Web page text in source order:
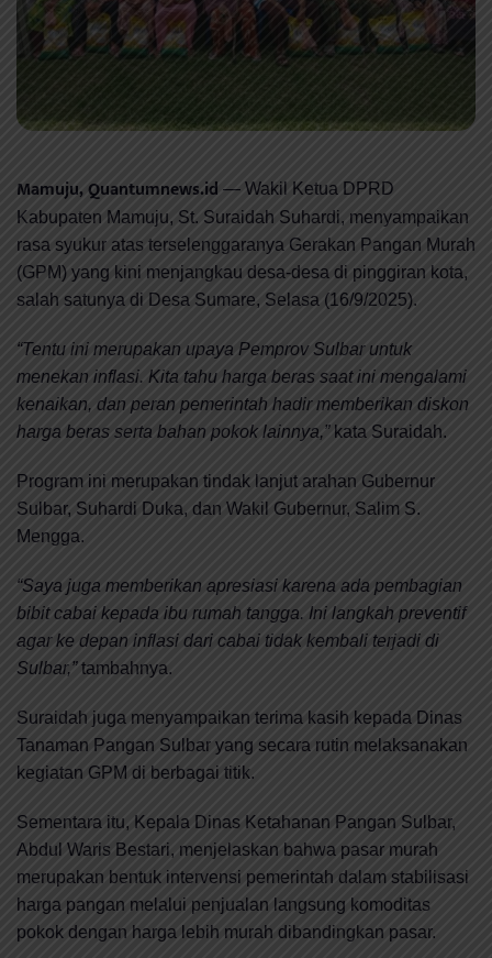
Mamuju, Quantumnews.id — Wakil Ketua DPRD
Kabupaten Mamuju, St. Suraidah Suhardi, menyampaikan
rasa syukur atas terselenggaranya Gerakan Pangan Murah
(GPM) yang kini menjangkau desa-desa di pinggiran kota,
salah satunya di Desa Sumare, Selasa (16/9/2025).
“Tentu ini merupakan upaya Pemprov Sulbar untuk
menekan inflasi. Kita tahu harga beras saat ini mengalami
kenaikan, dan peran pemerintah hadir memberikan diskon
harga beras serta bahan pokok lainnya,”kata Suraidah.
Program ini merupakan tindak lanjut arahan Gubernur
Sulbar, Suhardi Duka, dan Wakil Gubernur, Salim S.
Mengga.
“Saya juga memberikan apresiasi karena ada pembagian
bibit cabai kepada ibu rumah tangga. Ini langkah preventif
agar ke depan inflasi dari cabai tidak kembali terjadi di
Sulbar,”tambahnya.
Suraidah juga menyampaikan terima kasih kepada Dinas
Tanaman Pangan Sulbar yang secara rutin melaksanakan
kegiatan GPM di berbagai titik.
Sementara itu, Kepala Dinas Ketahanan Pangan Sulbar,
Abdul Waris Bestari, menjelaskan bahwa pasar murah
merupakan bentuk intervensi pemerintah dalam stabilisasi
harga pangan melalui penjualan langsung komoditas
pokok dengan harga lebih murah dibandingkan pasar.